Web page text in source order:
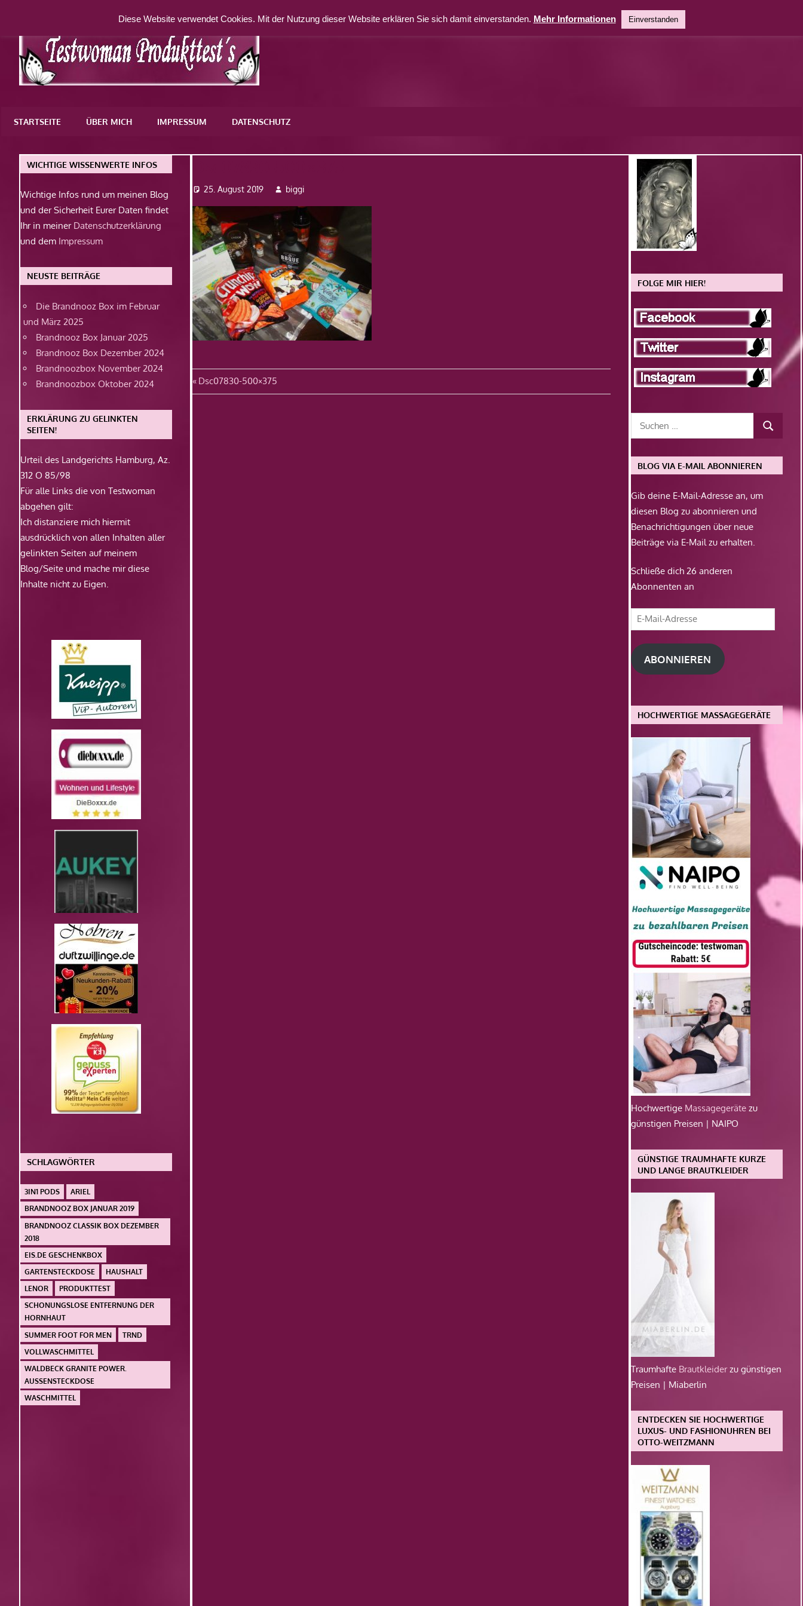
springen
WordPress-
STARTSEITE ÜBER MICH IMPRESSUM DATENSCHUTZ
25. August 2019 biggi
Beitragsnavigation
Vorheriger
Beitrag:
Dsc07830-500×375
WICHTIGE WISSENWERTE INFOS
Wichtige Infos rund um meinen Blog
und der Sicherheit Eurer Daten findet
Ihr in meiner Datenschutzerklärung
und dem Impressum
NEUSTE BEITRÄGE
Die Brandnooz Box im Februar
und März 2025
Brandnooz Box Januar 2025
Brandnooz Box Dezember 2024
Brandnoozbox November 2024
Brandnoozbox Oktober 2024
ERKLÄRUNG ZU GELINKTEN
SEITEN!
Urteil des Landgerichts Hamburg, Az.
312 O 85/98
Für alle Links die von Testwoman
abgehen gilt:
Ich distanziere mich hiermit
ausdrücklich von allen Inhalten aller
gelinkten Seiten auf meinem
Blog/Seite und mache mir diese
Inhalte nicht zu Eigen.
SCHLAGWÖRTER
3IN1 PODS
ARIEL
BRANDNOOZ BOX JANUAR 2019
BRANDNOOZ CLASSIK BOX DEZEMBER
2018
EIS.DE GESCHENKBOX
GARTENSTECKDOSE
HAUSHALT
LENOR
PRODUKTTEST
SCHONUNGSLOSE ENTFERNUNG DER
HORNHAUT
SUMMER FOOT FOR MEN
TRND
VOLLWASCHMITTEL
WALDBECK GRANITE POWER.
AUSSENSTECKDOSE
WASCHMITTEL
FOLGE MIR HIER!
BLOG VIA E-MAIL ABONNIEREN
Gib deine E-Mail-Adresse an, um
diesen Blog zu abonnieren und
Benachrichtigungen über neue
Beiträge via E-Mail zu erhalten.
Schließe dich 26 anderen
Abonnenten an
E-
Mail-
Adresse
ABONNIEREN
HOCHWERTIGE MASSAGEGERÄTE
Hochwertige Massagegeräte zu
günstigen Preisen | NAIPO
GÜNSTIGE TRAUMHAFTE KURZE
UND LANGE BRAUTKLEIDER
Traumhafte Brautkleiderzu günstigen
Preisen | Miaberlin
ENTDECKEN SIE HOCHWERTIGE
LUXUS- UND FASHIONUHREN BEI
OTTO-WEITZMANN
Diese Website verwendet Cookies. Mit der Nutzung dieser Website erklären Sie sich damit einverstanden. Mehr Informationen Einverstanden